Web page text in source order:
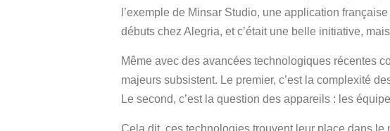
l’exemple de Minsar Studio, une application
débuts chez Alegria, et c’était une belle initiative,
Même avec des avancées technologiques récentes
majeurs subsistent. Le premier, c’est la complexité
Le second, c’est la question des appareils : les
Cela dit, ces technologies trouvent leur place dans